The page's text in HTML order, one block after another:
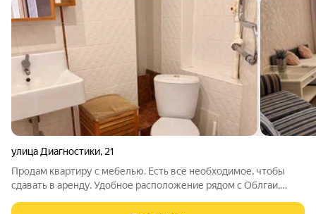
улица Диагностики, 21
Продам квартиру с мебелью. Есть всё необходимое, чтобы
сдавать в аренду. Удобное расположение рядом с Облгаи,